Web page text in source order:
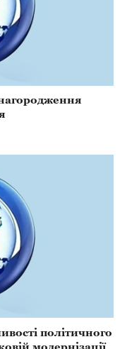
політичного
модернізації